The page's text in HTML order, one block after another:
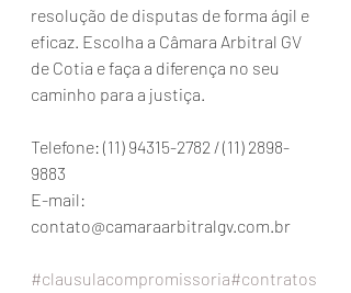
resolução de disputas de forma ágil e
eficaz. Escolha a Câmara Arbitral GV
de Cotia e faça a diferença no seu
caminho para a justiça.
Telefone: (11) 94315-2782 / (11) 2898-
9883
E-mail:
contato@camaraarbitralgv.com.br
#clausulacompromissoria#contratos